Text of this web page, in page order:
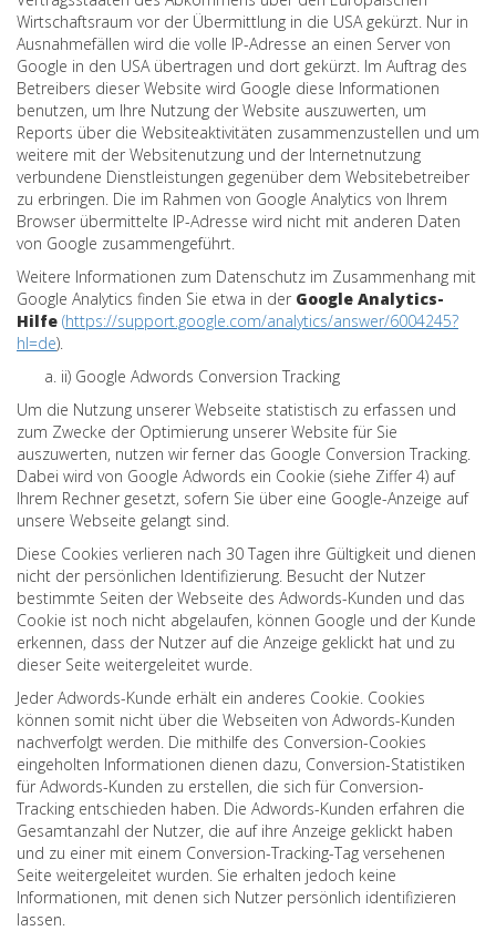
Wirtschaftsraum vor der Übermittlung in die USA gekürzt. Nur in
Ausnahmefällen wird die volle IP-Adresse an einen Server von
Google in den USA übertragen und dort gekürzt. Im Auftrag des
Betreibers dieser Website wird Google diese Informationen
benutzen, um Ihre Nutzung der Website auszuwerten, um
Reports über die Websiteaktivitäten zusammenzustellen und um
weitere mit der Websitenutzung und der Internetnutzung
verbundene Dienstleistungen gegenüber dem Websitebetreiber
zu erbringen. Die im Rahmen von Google Analytics von Ihrem
Browser übermittelte IP-Adresse wird nicht mit anderen Daten
von Google zusammengeführt.
Weitere Informationen zum Datenschutz im Zusammenhang mit
Google Analytics finden Sie etwa in der Google Analytics-
Hilfe (https://support.google.com/analytics/answer/6004245?
hl=de).
ii) Google Adwords Conversion Tracking
Um die Nutzung unserer Webseite statistisch zu erfassen und
zum Zwecke der Optimierung unserer Website für Sie
auszuwerten, nutzen wir ferner das Google Conversion Tracking.
Dabei wird von Google Adwords ein Cookie (siehe Ziffer 4) auf
Ihrem Rechner gesetzt, sofern Sie über eine Google-Anzeige auf
unsere Webseite gelangt sind.
Diese Cookies verlieren nach 30 Tagen ihre Gültigkeit und dienen
nicht der persönlichen Identifizierung. Besucht der Nutzer
bestimmte Seiten der Webseite des Adwords-Kunden und das
Cookie ist noch nicht abgelaufen, können Google und der Kunde
erkennen, dass der Nutzer auf die Anzeige geklickt hat und zu
dieser Seite weitergeleitet wurde.
Jeder Adwords-Kunde erhält ein anderes Cookie. Cookies
können somit nicht über die Webseiten von Adwords-Kunden
nachverfolgt werden. Die mithilfe des Conversion-Cookies
eingeholten Informationen dienen dazu, Conversion-Statistiken
für Adwords-Kunden zu erstellen, die sich für Conversion-
Tracking entschieden haben. Die Adwords-Kunden erfahren die
Gesamtanzahl der Nutzer, die auf ihre Anzeige geklickt haben
und zu einer mit einem Conversion-Tracking-Tag versehenen
Seite weitergeleitet wurden. Sie erhalten jedoch keine
Informationen, mit denen sich Nutzer persönlich identifizieren
lassen.